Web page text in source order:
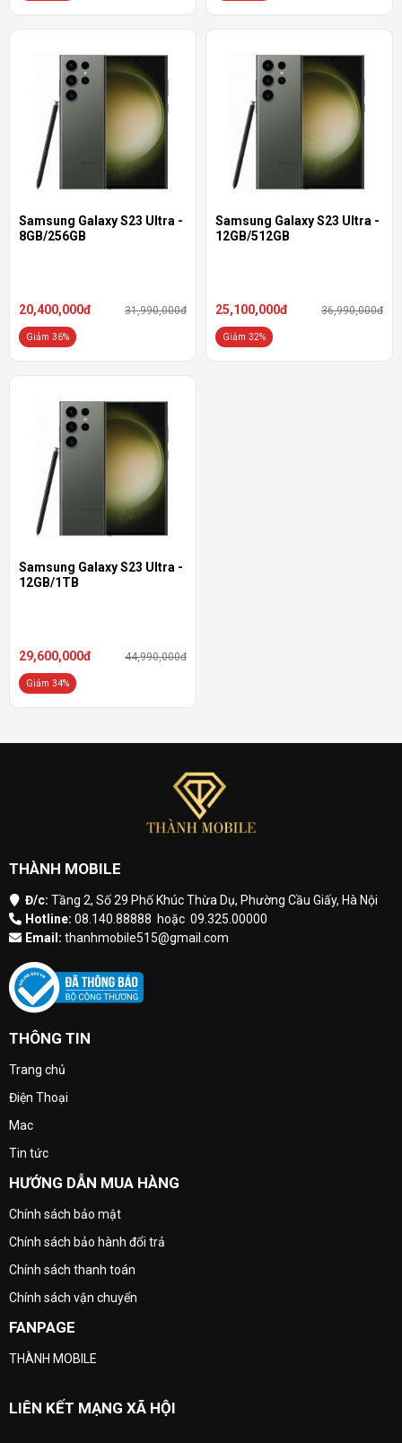
Samsung Galaxy S23 Ultra -
8GB/256GB
20,400,000đ 31,990,000đ
Giảm 36%
Samsung Galaxy S23 Ultra -
12GB/512GB
25,100,000đ 36,990,000đ
Giảm 32%
Samsung Galaxy S23 Ultra -
12GB/1TB
29,600,000đ 44,990,000đ
Giảm 34%
THÀNH MOBILE
Đ/c: Tầng 2, Số 29 Phố Khúc Thừa Dụ, Phường Cầu Giấy, Hà Nội
Hotline: 08.140.88888 hoặc 09.325.00000
Email: thanhmobile515@gmail.com
THÔNG TIN
Trang chủ
Điện Thoại
Mac
Tin tức
HƯỚNG DẪN MUA HÀNG
Chính sách bảo mật
Chính sách bảo hành đổi trả
Chính sách thanh toán
Chính sách vận chuyển
FANPAGE
THÀNH MOBILE
LIÊN KẾT MẠNG XÃ HỘI